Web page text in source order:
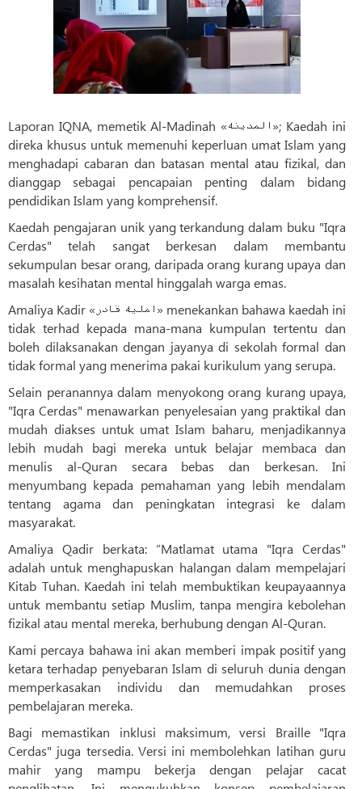
Laporan IQNA, memetik Al-Madinah «المدینه»; Kaedah ini
direka khusus untuk memenuhi keperluan umat Islam yang
menghadapi cabaran dan batasan mental atau fizikal, dan
dianggap sebagai pencapaian penting dalam bidang
pendidikan Islam yang komprehensif.
Kaedah pengajaran unik yang terkandung dalam buku "Iqra
Cerdas" telah sangat berkesan dalam membantu
sekumpulan besar orang, daripada orang kurang upaya dan
masalah kesihatan mental hinggalah warga emas.
Amaliya Kadir «املیه قادر» menekankan bahawa kaedah ini
tidak terhad kepada mana-mana kumpulan tertentu dan
boleh dilaksanakan dengan jayanya di sekolah formal dan
tidak formal yang menerima pakai kurikulum yang serupa.
Selain peranannya dalam menyokong orang kurang upaya,
"Iqra Cerdas" menawarkan penyelesaian yang praktikal dan
mudah diakses untuk umat Islam baharu, menjadikannya
lebih mudah bagi mereka untuk belajar membaca dan
menulis al-Quran secara bebas dan berkesan. Ini
menyumbang kepada pemahaman yang lebih mendalam
tentang agama dan peningkatan integrasi ke dalam
masyarakat.
Amaliya Qadir berkata: “Matlamat utama "Iqra Cerdas"
adalah untuk menghapuskan halangan dalam mempelajari
Kitab Tuhan. Kaedah ini telah membuktikan keupayaannya
untuk membantu setiap Muslim, tanpa mengira kebolehan
fizikal atau mental mereka, berhubung dengan Al-Quran.
Kami percaya bahawa ini akan memberi impak positif yang
ketara terhadap penyebaran Islam di seluruh dunia dengan
memperkasakan individu dan memudahkan proses
pembelajaran mereka.
Bagi memastikan inklusi maksimum, versi Braille "Iqra
Cerdas" juga tersedia. Versi ini membolehkan latihan guru
mahir yang mampu bekerja dengan pelajar cacat